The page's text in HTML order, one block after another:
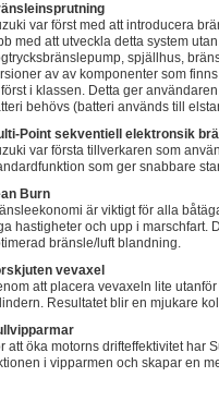
var först med att introducera
med att utveckla detta system
spjällhus,
av av komponenter som
i klassen. Detta ger
behövs (batteri används till
Point sekventiell elektronsik
var första tillverkaren som
som ger snabbare
Burn
är viktigt för alla
hastigheter och upp i marschfart.
bränsle/luft blandning.
vevaxel
att placera vevaxeln lite
Resultatet blir en mjukare
att öka motorns drifteffektivitet har
i vipparmen och skapar en